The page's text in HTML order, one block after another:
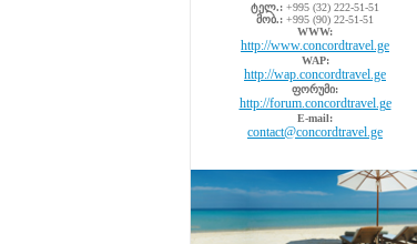
ტელ.: +995 (32) 222-51-51
მობ.: +995 (90) 22-51-51
WWW:
http://www.concordtravel.ge
WAP:
http://wap.concordtravel.ge
ფორუმი:
http://forum.concordtravel.ge
E-mail:
contact@concordtravel.ge